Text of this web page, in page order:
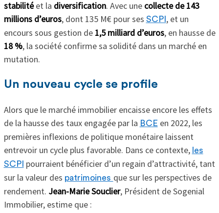
stabilitéet la diversification. Avec une collecte de 143
millions d’euros, dont 135 M€ pour ses SCPI , et un
encours sous gestion de 1,5 milliard d’euros, en hausse de
18 %, la société confirme sa solidité dans un marché en
mutation.
Un nouveau cycle se profile
Alors que le marché immobilier encaisse encore les effets
de la hausse des taux engagée par la BCE en 2022, les
premières inflexions de politique monétaire laissent
entrevoir un cycle plus favorable. Dans ce contexte, les
SCPI pourraient bénéficier d’un regain d’attractivité, tant
sur la valeur des patrimoines que sur les perspectives de
rendement. Jean-Marie Souclier, Président de Sogenial
Immobilier, estime que :